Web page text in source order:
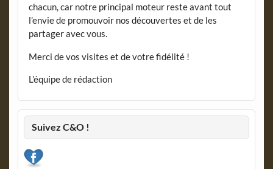
chacun, car notre principal moteur reste avant tout
l’envie de promouvoir nos découvertes et de les
partager avec vous.
Merci de vos visites et de votre fidélité !
L’équipe de rédaction
Suivez C&O !